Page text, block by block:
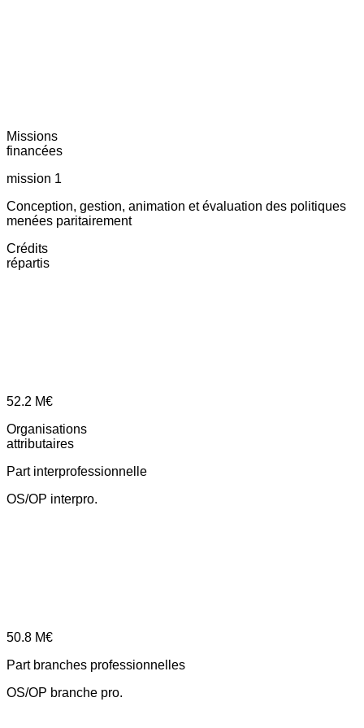
Missions
financées
mission 1
Conception, gestion, animation et évaluation des politiques
menées paritairement
Crédits
répartis
52.2 M€
Organisations
attributaires
Part interprofessionnelle
OS/OP interpro.
50.8 M€
Part branches professionnelles
OS/OP branche pro.